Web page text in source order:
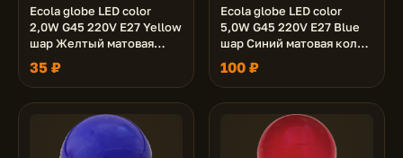
Ecola globe LED color
2,0W G45 220V E27 Yellow
шар Желтый матовая
колба 70x45
35 ₽
Ecola globe LED color
5,0W G45 220V E27 Blue
шар Синий матовая колба
77x45
100 ₽